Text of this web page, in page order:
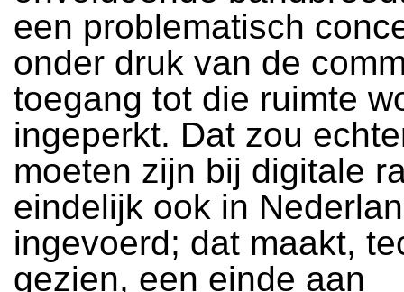
een problematisch
onder druk van de
toegang tot die ruimte
ingeperkt. Dat zou
moeten zijn bij digitale
eindelijk ook in
ingevoerd; dat maakt,
gezien, een einde aan